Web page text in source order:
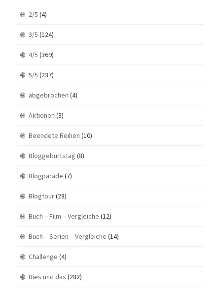
2/5 (4)
3/5 (124)
4/5 (369)
5/5 (237)
abgebrochen (4)
Aktionen (3)
Beendete Reihen (10)
Bloggeburtstag (8)
Blogparade (7)
Blogtour(28)
Buch – Film – Vergleiche (12)
Buch – Serien – Vergleiche (14)
Challenge (4)
Dies und das (282)